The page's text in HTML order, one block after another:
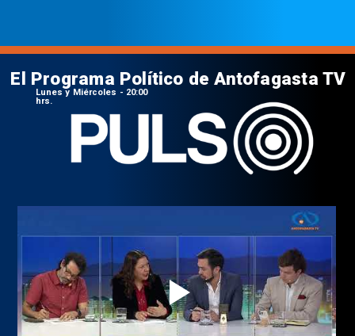
El Programa Político de Antofagasta TV
Lunes y Miércoles - 20:00
hrs.